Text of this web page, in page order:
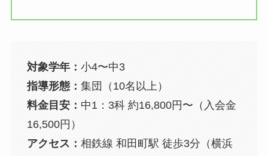
対象学年： 小4〜中3
指導形態： 集団（10名以上）
料金目安： 中1：3科 約16,800円〜（入会金
16,500円）
アクセス： 相鉄線 和田町駅 徒歩3分（横浜